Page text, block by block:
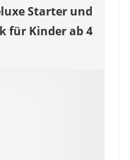
Starter und
für Kinder ab 4